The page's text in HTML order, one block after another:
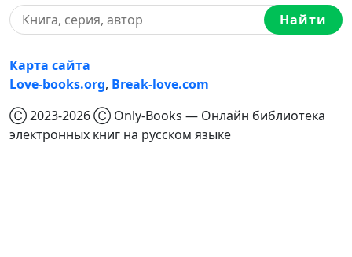
Найти
Карта сайта
Love-books.org, Break-love.com
Ⓒ 2023-2026 Ⓒ Only-Books — Онлайн библиотека
электронных книг на русском языке